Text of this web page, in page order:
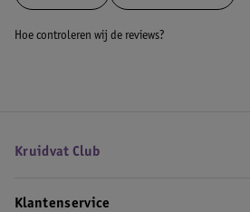
Hoe controleren wij de reviews?
Kruidvat Club
Klantenservice